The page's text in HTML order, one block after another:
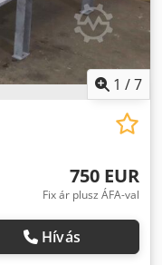
1 /7
750 EUR
Fix ár plusz ÁFA-val
Hívás